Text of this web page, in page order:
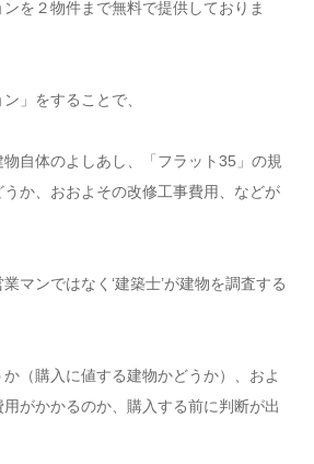
を２物件まで無料で提供しておりま
」をすることで、
物自体のよしあし、「フラット35」の規
か、おおよその改修工事費用、などが
マンではなく‘建築士’が建物を調査する
（購入に値する建物かどうか）、およ
がかかるのか、購入する前に判断が出